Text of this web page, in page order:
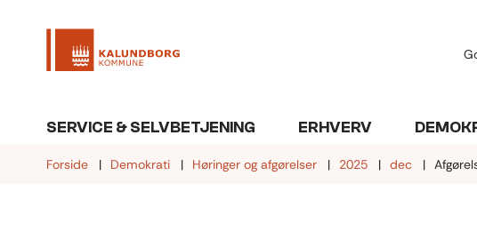
SERVICE & SELVBETJENING ERHVERV
Forside Demokrati Høringer og afgørelser 2025 dec